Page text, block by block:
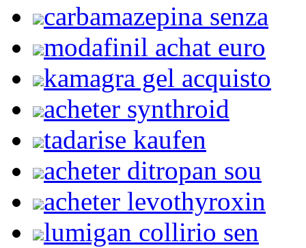
carbamazepina senza
modafinil achat euro
kamagra gel acquisto
acheter synthroid
tadarise kaufen
acheter ditropan sou
acheter levothyroxin
lumigan collirio sen